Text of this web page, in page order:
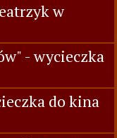
w
- wycieczka
do kina